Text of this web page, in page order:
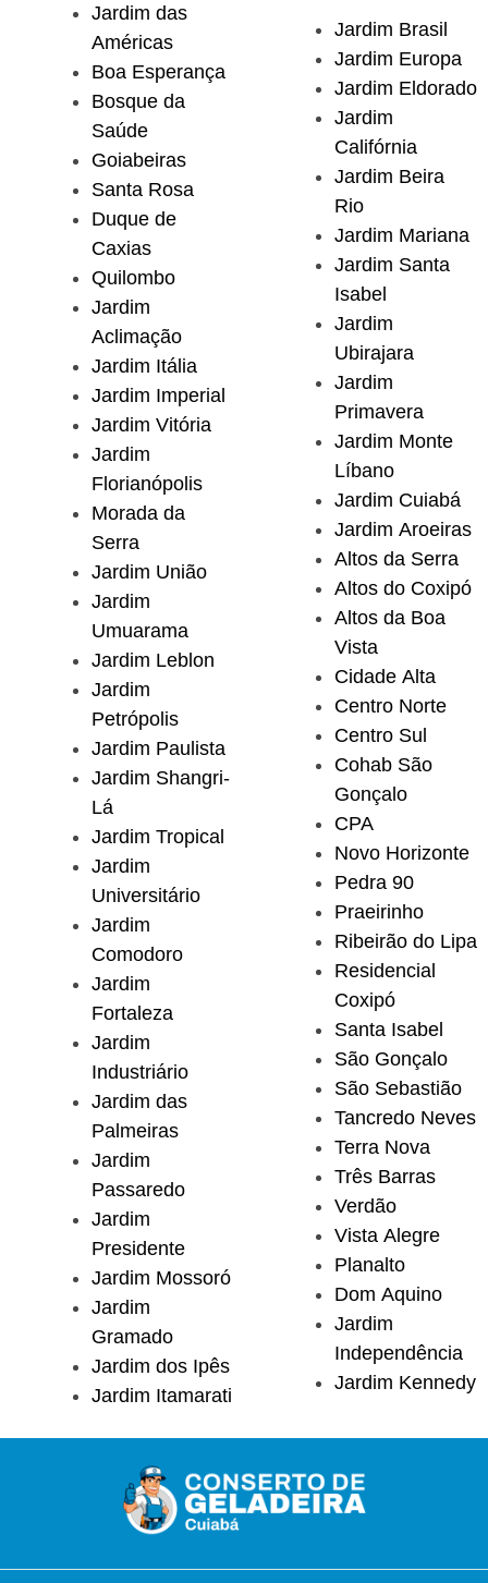
Jardim das
Américas
Boa Esperança
Bosque da
Saúde
Goiabeiras
Santa Rosa
Duque de
Caxias
Quilombo
Jardim
Aclimação
Jardim Itália
Jardim Imperial
Jardim Vitória
Jardim
Florianópolis
Morada da
Serra
Jardim União
Jardim
Umuarama
Jardim Leblon
Jardim
Petrópolis
Jardim Paulista
Jardim Shangri-
Lá
Jardim Tropical
Jardim
Universitário
Jardim
Comodoro
Jardim
Fortaleza
Jardim
Industriário
Jardim das
Palmeiras
Jardim
Passaredo
Jardim
Presidente
Jardim Mossoró
Jardim
Gramado
Jardim dos Ipês
Jardim Itamarati
Jardim Brasil
Jardim Europa
Jardim Eldorado
Jardim
Califórnia
Jardim Beira
Rio
Jardim Mariana
Jardim Santa
Isabel
Jardim
Ubirajara
Jardim
Primavera
Jardim Monte
Líbano
Jardim Cuiabá
Jardim Aroeiras
Altos da Serra
Altos do Coxipó
Altos da Boa
Vista
Cidade Alta
Centro Norte
Centro Sul
Cohab São
Gonçalo
CPA
Novo Horizonte
Pedra 90
Praeirinho
Ribeirão do Lipa
Residencial
Coxipó
Santa Isabel
São Gonçalo
São Sebastião
Tancredo Neves
Terra Nova
Três Barras
Verdão
Vista Alegre
Planalto
Dom Aquino
Jardim
Independência
Jardim Kennedy